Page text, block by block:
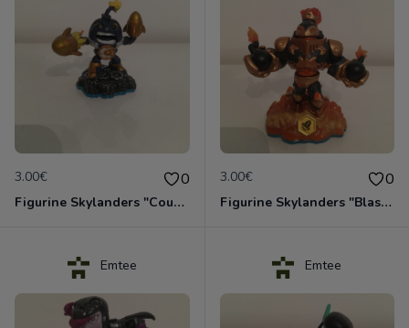
3.00€ 0
Figurine Skylanders "Countdown - Swap Force"
3.00€ 0
Figurine Skylanders "Blast Zone - Swap Force"
Emtee Emtee